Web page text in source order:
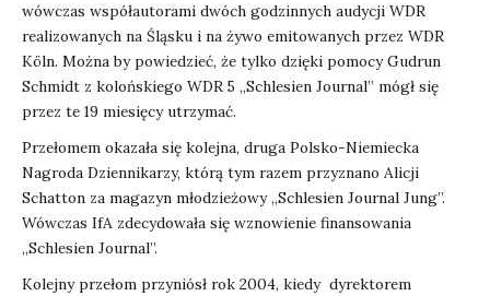
wówczas współautorami dwóch godzinnych audycji WDR
realizowanych na Śląsku i na żywo emitowanych przez WDR
Köln. Można by powiedzieć, że tylko dzięki pomocy Gudrun
Schmidt z kolońskiego WDR 5 „Schlesien Journal” mógł się
przez te 19 miesięcy utrzymać.
Przełomem okazała się kolejna, druga Polsko-Niemiecka
Nagroda Dziennikarzy, którą tym razem przyznano Alicji
Schatton za magazyn młodzieżowy „Schlesien Journal Jung”.
Wówczas IfA zdecydowała się wznowienie finansowania
„Schlesien Journal”.
Kolejny przełom przyniósł rok 2004, kiedy dyrektorem